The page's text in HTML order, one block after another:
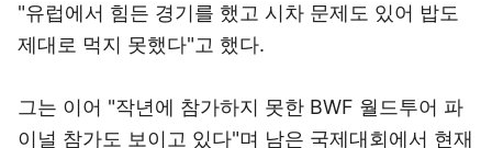
"유럽에서 힘든 경기를 했고 시차 문제도 있어 밥도
제대로 먹지 못했다"고 했다.
그는 이어 "작년에 참가하지 못한 BWF 월드투어 파
이널 참가도 보이고 있다"며 남은 국제대회에서 현재